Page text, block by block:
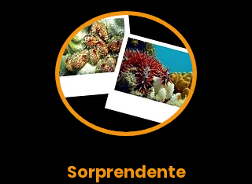
Sorprendente